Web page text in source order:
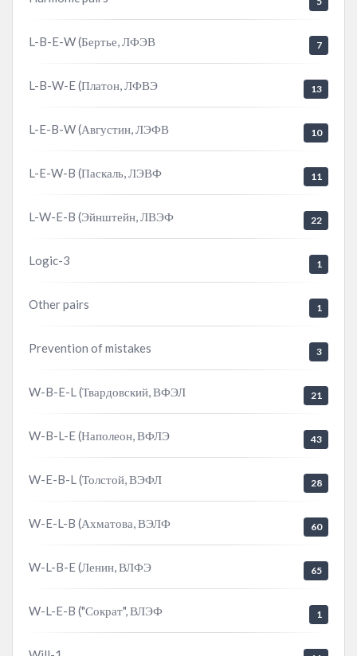
L-B-E-W (Бертье, ЛФЭВ 7
L-B-W-E (Платон, ЛФВЭ 13
L-E-B-W (Августин, ЛЭФВ 10
L-E-W-B (Паскаль, ЛЭВФ 11
L-W-E-B (Эйнштейн, ЛВЭФ 22
Logic-3 1
Other pairs 1
Prevention of mistakes 3
W-B-E-L (Твардовский, ВФЭЛ 21
W-B-L-E (Наполеон, ВФЛЭ 43
W-E-B-L (Толстой, ВЭФЛ 28
W-E-L-B (Ахматова, ВЭЛФ 60
W-L-B-E (Ленин, ВЛФЭ 65
W-L-E-B ("Сократ", ВЛЭФ 1